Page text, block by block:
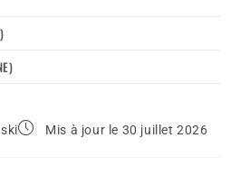
Mis à jour le 30 juillet 2026